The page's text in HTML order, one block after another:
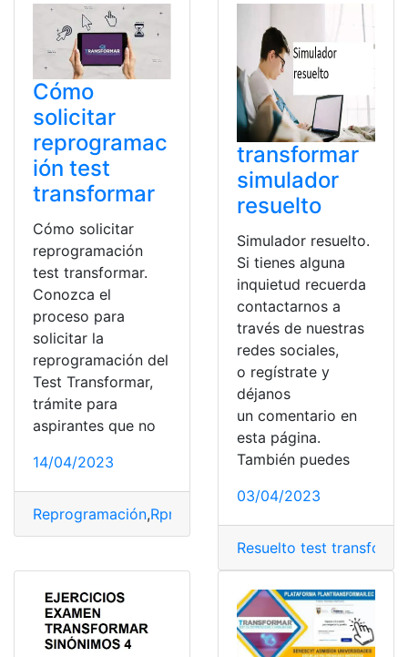
Cómo
solicitar
reprogramac
ión test
transformar
Cómo solicitar
reprogramación
test transformar.
Conozca el
proceso para
solicitar la
reprogramación del
Test Transformar,
trámite para
aspirantes que no
14/04/2023
Reprogramación,Rprogramación test transformar
transformar
simulador
resuelto
Simulador resuelto.
Si tienes alguna
inquietud recuerda
contactarnos a
través de nuestras
redes sociales,
o regístrate y
déjanos
un comentario en
esta página.
También puedes
03/04/2023
Resuelto test